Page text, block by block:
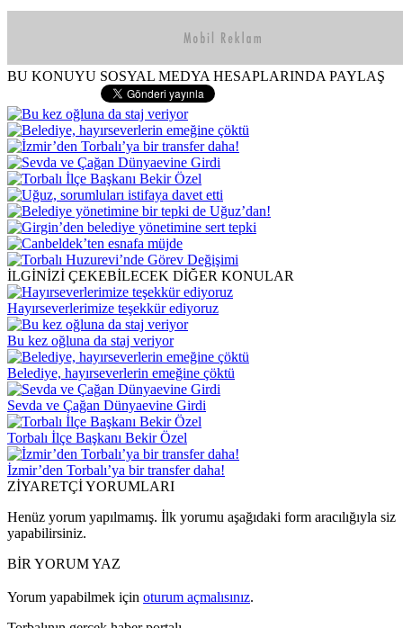
BU KONUYU SOSYAL MEDYA HESAPLARINDA PAYLAŞ
İLGİNİZİ ÇEKEBİLECEK DİĞER KONULAR
Hayırseverlerimize teşekkür ediyoruz
Bu kez oğluna da staj veriyor
Belediye, hayırseverlerin emeğine çöktü
Sevda ve Çağan Dünyaevine Girdi
Torbalı İlçe Başkanı Bekir Özel
İzmir’den Torbalı’ya bir transfer daha!
ZİYARETÇİ YORUMLARI
Henüz yorum yapılmamış. İlk yorumu aşağıdaki form aracılığıyla siz
yapabilirsiniz.
BİR YORUM YAZ
Yorum yapabilmek için oturum açmalısınız.